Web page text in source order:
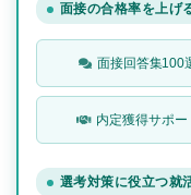
面接の合格率を上げ
面接回答集100
内定獲得サポー
選考対策に役立つ就